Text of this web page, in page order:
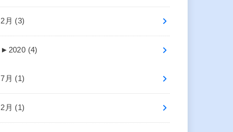
2月 (3)
► 2020 (4)
7月 (1)
2月 (1)